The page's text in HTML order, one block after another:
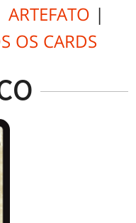
ARTEFATO |
OS CARDS